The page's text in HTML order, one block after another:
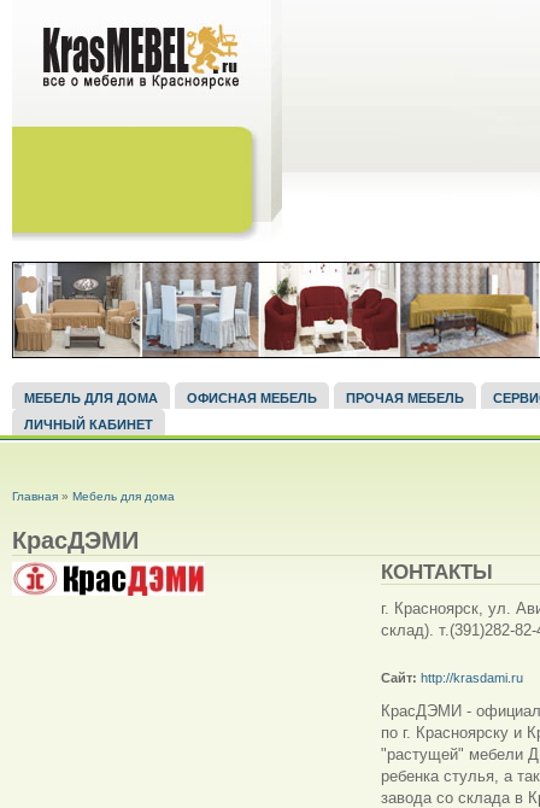
МЕБЕЛЬ ДЛЯ ДОМА ОФИСНАЯ МЕБЕЛЬ ПРОЧАЯ МЕБЕЛЬ
ЛИЧНЫЙ КАБИНЕТ
ВЫ ЗДЕСЬ
Главная » Мебель для дома
КрасДЭМИ
КОНТАКТЫ
г. Красноярск, ул.
склад). т.(391)282-
Сайт: http://krasdami.ru
КрасДЭМИ -
по г. Красноярску и
"растущей" мебели
ребенка стулья, а
завода со склада в